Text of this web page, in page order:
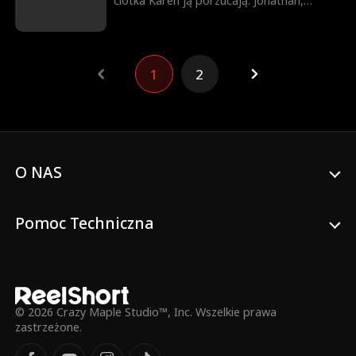
przynosi szczęście i ciepło. Noah, syn
Jonathana, od dawna nie mówił — mając
Lilę u boku, w końcu odzyskuje głos.
ukryty skarb. Potrafi nawet „rozmawiać” z
ratuje firmę Isabelle. Gdy pojawia się
Dziewczynka pomaga rodzinie wyjść z
niebezpieczeństwa, demaskuje spiski i
sprawia, że Harold, Karen i Vivienne nie
1 2
O NAS
Pomoc Techniczna
© 2026 Crazy Maple Studio™, Inc. Wszelkie prawa
zastrzeżone.